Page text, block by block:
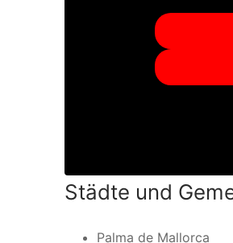
Städte und
Palma de Mallorca